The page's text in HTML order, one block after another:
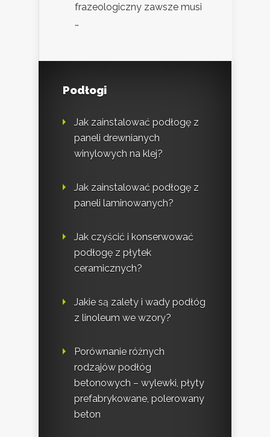
frazeologiczny zawsze musi
…
Podłogi
Jak zainstalować podłogę z
paneli drewnianych
winylowych na klej?
Jak zainstalować podłogę z
paneli laminowanych?
Jak czyścić i konserwować
podłogę z płytek
ceramicznych?
Jakie są zalety i wady podłóg
z linoleum we wzory?
Porównanie różnych
rodzajów podłóg
betonowych – wylewki, płyty
prefabrykowane, polerowany
beton